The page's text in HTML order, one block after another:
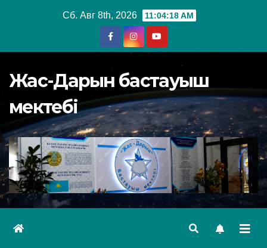
Сб. Авг 8th, 2026 11:04:18 AM
Жас-Дарын бастауыш
мектебі